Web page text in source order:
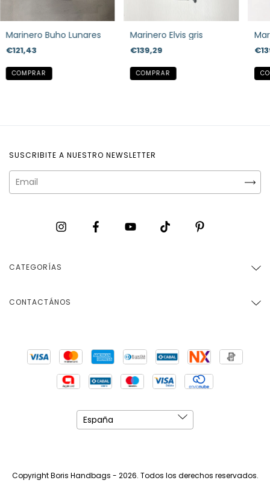
Marinero Buho Lunares
€121,43
Marinero Elvis gris
€139,29
SUSCRIBITE A NUESTRO NEWSLETTER
CATEGORÍAS
CONTACTÁNOS
Copyright Boris Handbags - 2026. Todos los derechos reservados.